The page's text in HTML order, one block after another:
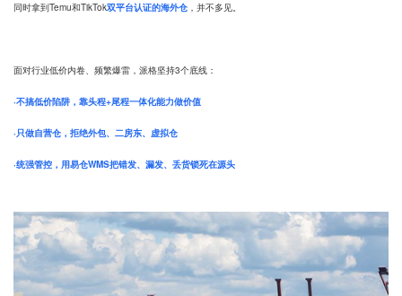
同时拿到Temu和TikTok双平台认证的海外仓 ，并不多见。
面对行业低价内卷、频繁爆雷，派格坚持3个底线：
·不搞低价陷阱，靠头程+尾程一体化能力做价值
·只做自营仓，拒绝外包、二房东、虚拟仓
·统强管控，用易仓WMS把错发、漏发、丢货锁死在源头